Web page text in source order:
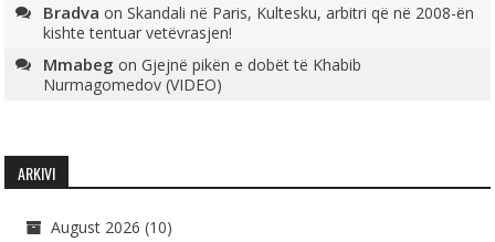
Bradva onSkandali në Paris, Kultesku, arbitri që në 2008-ën
kishte tentuar vetëvrasjen!
Mmabeg onGjejnë pikën e dobët të Khabib
Nurmagomedov (VIDEO)
ARKIVI
August 2026 (10)